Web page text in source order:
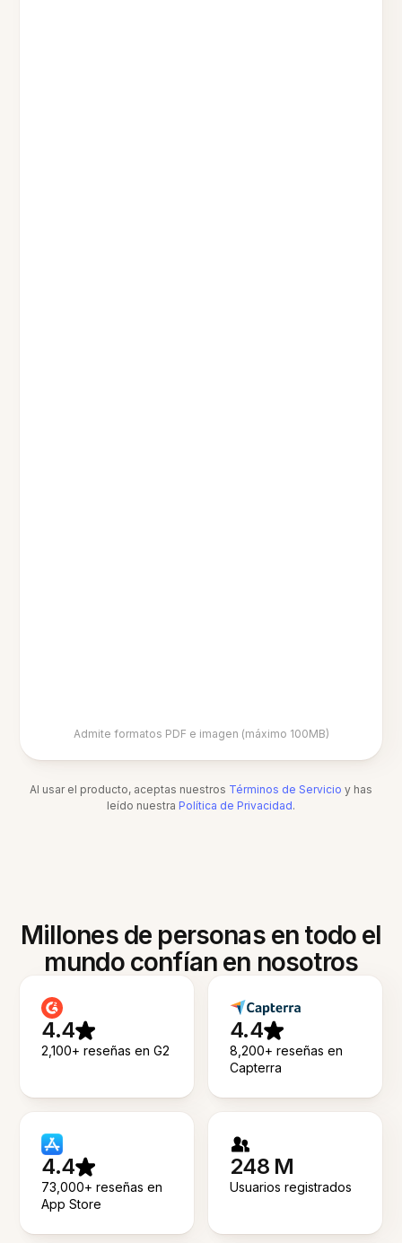
Admite formatos PDF e imagen (máximo 100MB)
Al usar el producto, aceptas nuestros Términos de Servicio y has
leído nuestra Política de Privacidad.
Millones de personas en todo el
mundo confían en nosotros
4.4
2,100+ reseñas en G2
4.4
8,200+ reseñas en
Capterra
4.4
73,000+ reseñas en
App Store
248 M
Usuarios registrados